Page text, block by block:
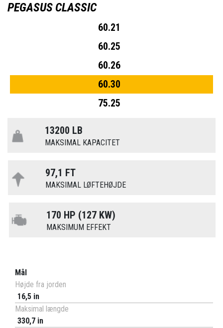
PEGASUS CLASSIC
60.21
60.25
60.26
60.30
75.25
13200 LB
MAKSIMAL KAPACITET
97,1 FT
MAKSIMAL LØFTEHØJDE
170 HP (127 KW)
MAKSIMUM EFFEKT
Mål
Højde fra jorden
16,5 in
Maksimal længde
330,7 in